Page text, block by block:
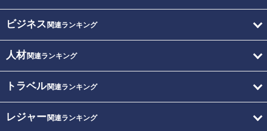
ビジネス 関連ランキング
人材関連ランキング
トラベル関連ランキング
レジャー関連ランキング